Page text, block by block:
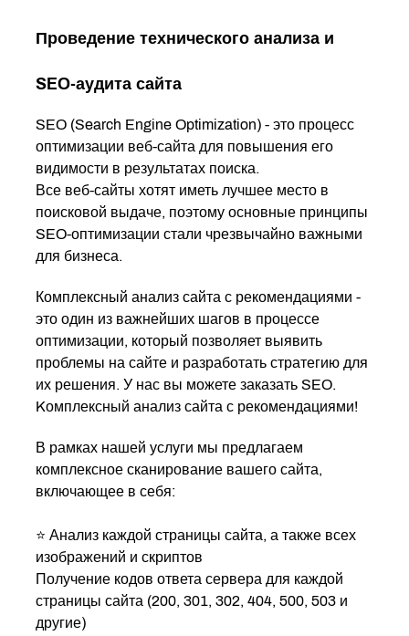
Проведение технического анализа и
SEO-аудита сайта
SEO (Search Engine Optimization) - это процесс
оптимизации веб-сайта для повышения его
видимости в результатах поиска.
Все веб-сайты хотят иметь лучшее место в
поисковой выдаче, поэтому основные принципы
SEO-оптимизации стали чрезвычайно важными
для бизнеса.
Комплексный анализ сайта с рекомендациями -
это один из важнейших шагов в процессе
оптимизации, который позволяет выявить
проблемы на сайте и разработать стратегию для
их решения. У нас вы можете заказать SEO.
Kомплексный анализ сайта с рекомендациями!
В рамках нашей услуги мы предлагаем
комплексное сканирование вашего сайта,
включающее в себя:
⭐️ Анализ каждой страницы сайта, а также всех
изображений и скриптов
Получение кодов ответа сервера для каждой
страницы сайта (200, 301, 302, 404, 500, 503 и
другие)